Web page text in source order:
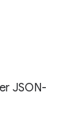
JSON-